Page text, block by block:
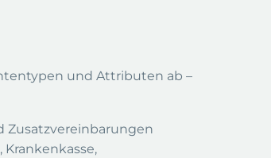
und Attributen ab –
Zusatzvereinbarungen